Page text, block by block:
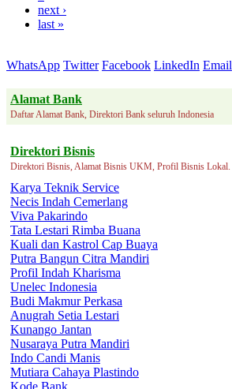
next ›
last »
WhatsApp Twitter Facebook LinkedIn Email
Alamat Bank
Daftar Alamat Bank, Direktori Bank seluruh Indonesia
Direktori Bisnis
Direktori Bisnis, Alamat Bisnis UKM, Profil Bisnis Lokal.
Karya Teknik Service
Necis Indah Cemerlang
Viva Pakarindo
Tata Lestari Rimba Buana
Kuali dan Kastrol Cap Buaya
Putra Bangun Citra Mandiri
Profil Indah Kharisma
Unelec Indonesia
Budi Makmur Perkasa
Anugrah Setia Lestari
Kunango Jantan
Nusaraya Putra Mandiri
Indo Candi Manis
Mutiara Cahaya Plastindo
Kode Bank